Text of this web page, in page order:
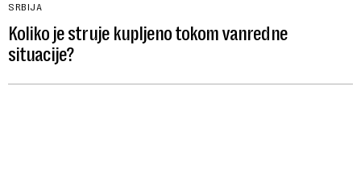
SRBIJA
Koliko je struje kupljeno tokom vanredne
situacije?